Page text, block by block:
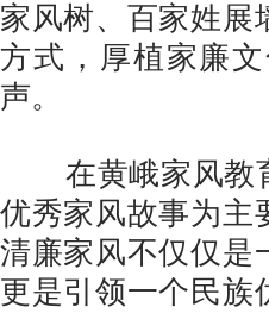
家风树、百家姓展
方式，厚植家廉
声。
在黄峨家风教育
优秀家风故事为主
清廉家风不仅仅是
更是引领一个民族